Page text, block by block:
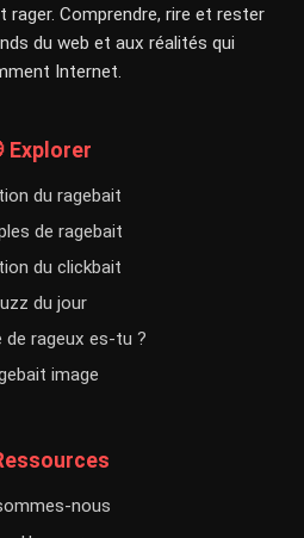
Comprendre, rire et rester
du web et aux réalités qui
Internet.
Explorer
du ragebait
de ragebait
du clickbait
du jour
de rageux es-tu ?
image
nous